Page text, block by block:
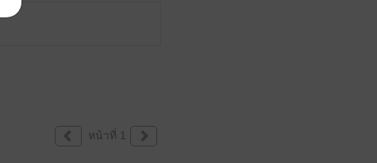
หน้าที่ 1